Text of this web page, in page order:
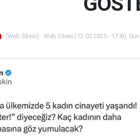
(Web Sitesi) - Web Sitesi | 12.03.2025 - 17:40,